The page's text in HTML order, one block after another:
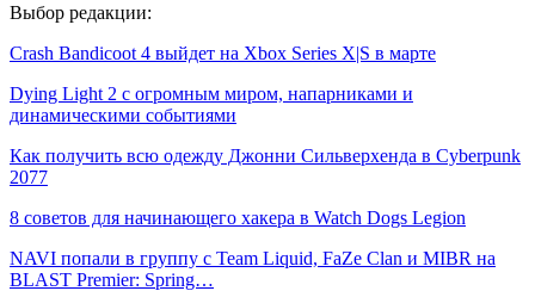
Выбор редакции:
Crash Bandicoot 4 выйдет на Xbox Series X|S в марте
Dying Light 2 с огромным миром, напарниками и
динамическими событиями
Как получить всю одежду Джонни Сильверхенда в Cyberpunk
2077
8 советов для начинающего хакера в Watch Dogs Legion
NAVI попали в группу с Team Liquid, FaZe Clan и MIBR на
BLAST Premier: Spring…